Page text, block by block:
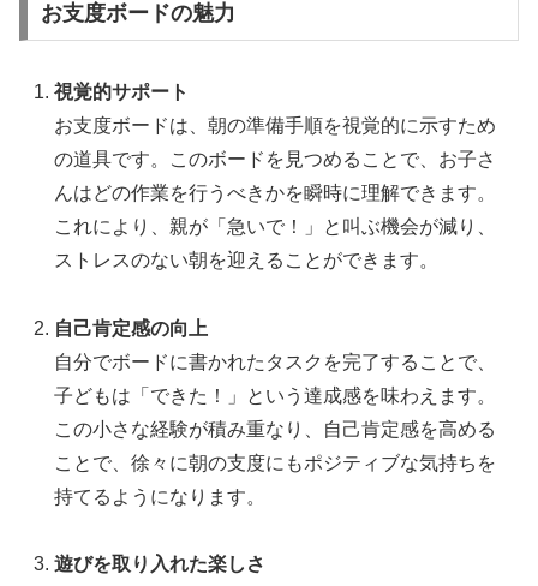
お支度ボードの魅力
視覚的サポート
お支度ボードは、朝の準備手順を視覚的に示すため
の道具です。このボードを見つめることで、お子さ
んはどの作業を行うべきかを瞬時に理解できます。
これにより、親が「急いで！」と叫ぶ機会が減り、
ストレスのない朝を迎えることができます。
自己肯定感の向上
自分でボードに書かれたタスクを完了することで、
子どもは「できた！」という達成感を味わえます。
この小さな経験が積み重なり、自己肯定感を高める
ことで、徐々に朝の支度にもポジティブな気持ちを
持てるようになります。
遊びを取り入れた楽しさ